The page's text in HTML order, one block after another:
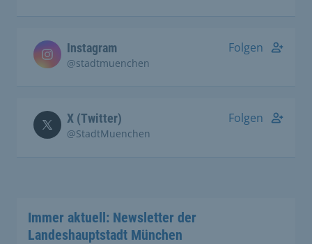
Instagram
@stadtmuenchen
Folgen
X (Twitter)
@StadtMuenchen
Folgen
Immer aktuell: Newsletter der
Landeshauptstadt München